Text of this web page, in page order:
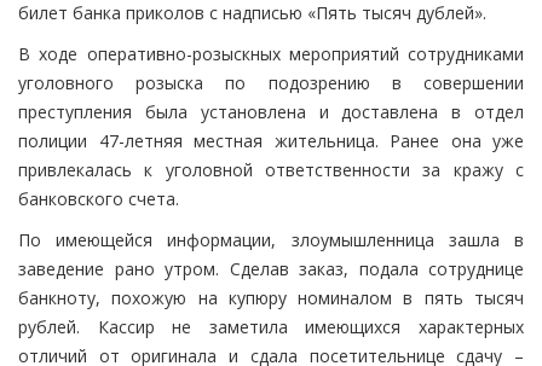
билет банка приколов с надписью «Пять тысяч дублей».
В ходе оперативно-розыскных мероприятий сотрудниками
уголовного розыска по подозрению в совершении
преступления была установлена и доставлена в отдел
полиции 47-летняя местная жительница. Ранее она уже
привлекалась к уголовной ответственности за кражу с
банковского счета.
По имеющейся информации, злоумышленница зашла в
заведение рано утром. Сделав заказ, подала сотруднице
банкноту, похожую на купюру номиналом в пять тысяч
рублей. Кассир не заметила имеющихся характерных
отличий от оригинала и сдала посетительнице сдачу –